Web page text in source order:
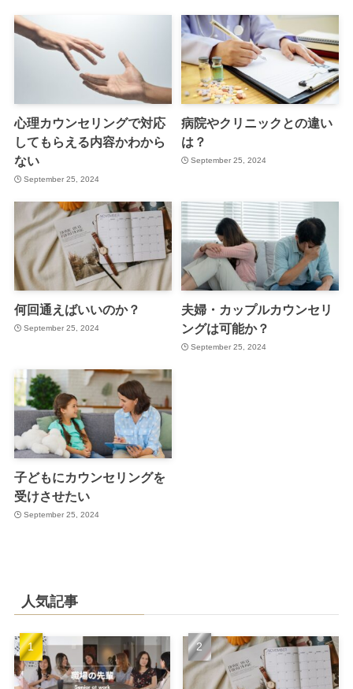
心理カウンセリングで対応
してもらえる内容かわから
ない
September 25, 2024
病院やクリニックとの違い
は？
September 25, 2024
何回通えばいいのか？
September 25, 2024
夫婦・カップルカウンセリ
ングは可能か？
September 25, 2024
子どもにカウンセリングを
受けさせたい
September 25, 2024
人気記事